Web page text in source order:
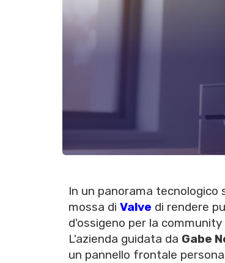
In un panorama tecnologico
mossa di Valve di rendere
d'ossigeno per la
L'azienda guidata da Gabe
un pannello frontale